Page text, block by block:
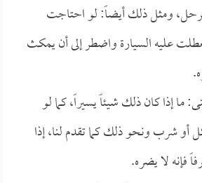
ومثل ذلك أيضاً: لو احتاجت
عليه السيارة واضطر إلى أن يمكث
ما إذا كان ذلك شيئاً يسيراً، كما لو
أو شرب ونحو ذلك كما تقدم لنا، إذا
فإنه لا يضره.